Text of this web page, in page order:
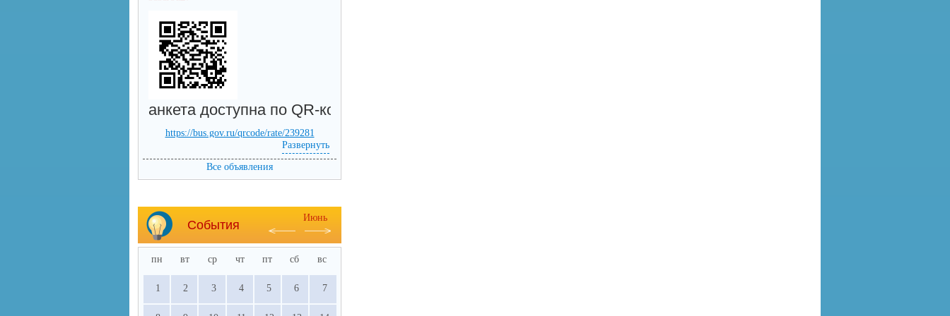
анкета доступна по QR-коду, а так же по прямой ссылке:
https://bus.gov.ru/qrcode/rate/239281
Развернуть
Все объявления
События
Июнь
пн вт ср чт пт сб вс
1 2 3 4 5 6 7